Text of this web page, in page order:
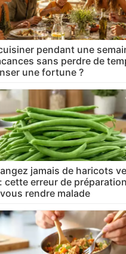
pendant une
sans perdre de
une fortune ?
jamais de haricots
cette erreur de préparation
rendre malade